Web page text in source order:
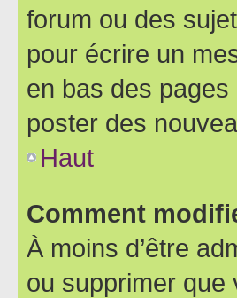
forum ou des
pour écrire un
en bas des
poster des
Haut
Comment
À moins d’être
ou supprimer que